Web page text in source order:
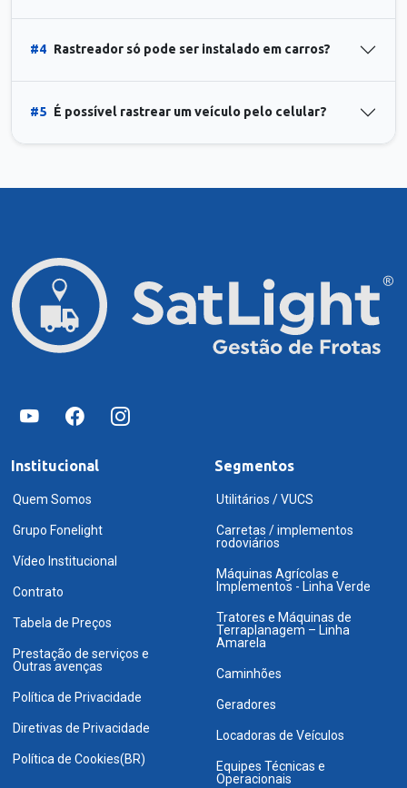
#4 Rastreador só pode ser instalado em carros?
#5 É possível rastrear um veículo pelo celular?
Institucional
Quem Somos
Grupo Fonelight
Vídeo Institucional
Contrato
Tabela de Preços
Prestação de serviços e
Outras avenças
Política de Privacidade
Diretivas de Privacidade
Política de Cookies(BR)
Segmentos
Utilitários / VUCS
Carretas / implementos
rodoviários
Máquinas Agrícolas e
Implementos - Linha Verde
Tratores e Máquinas de
Terraplanagem – Linha
Amarela
Caminhões
Geradores
Locadoras de Veículos
Equipes Técnicas e
Operacionais